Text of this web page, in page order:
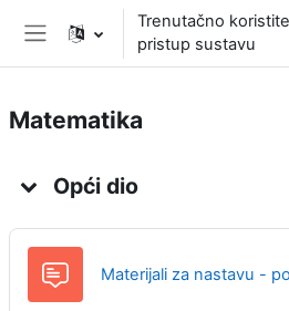
Preskoči na sadržaj
Bočni panel
Trenutačno
pristup sustavu
Matematika
Opći dio
Materijali za nastavu -